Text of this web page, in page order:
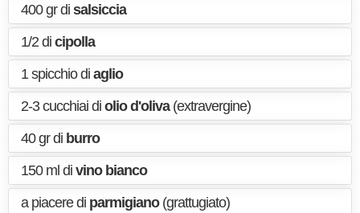
400 gr di salsiccia
1/2 di cipolla
1 spicchio di aglio
2-3 cucchiai di olio d'oliva(extravergine)
40 gr di burro
150 ml di vino bianco
a piacere di parmigiano(grattugiato)